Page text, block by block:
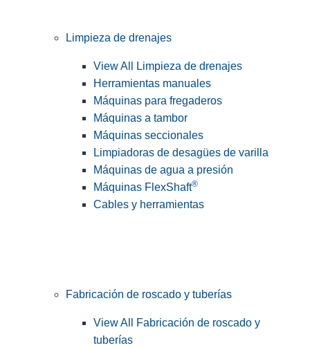
Limpieza de drenajes
View All Limpieza de drenajes
Herramientas manuales
Máquinas para fregaderos
Máquinas a tambor
Máquinas seccionales
Limpiadoras de desagües de varilla
Máquinas de agua a presión
Máquinas FlexShaft®
Cables y herramientas
Fabricación de roscado y tuberías
View All Fabricación de roscado y
tuberías